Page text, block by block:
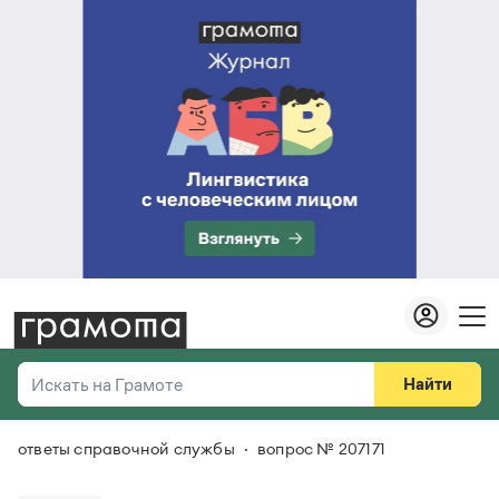
Искать на Грамоте
Справочная служба
Найти
Везде
ответы справочной службы вопрос № 207171